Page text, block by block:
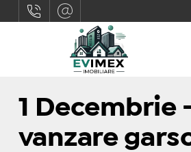
1 Decembrie
vanzare